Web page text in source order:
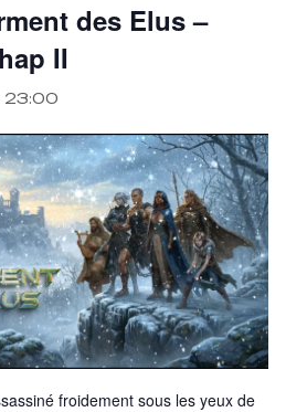
des Elus –
II
23:00
froidement sous les yeux de